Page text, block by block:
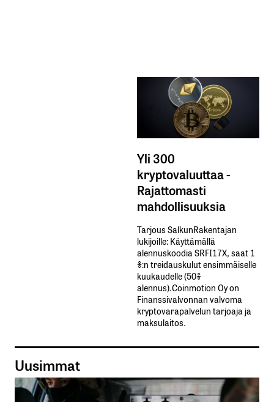
Yli 300
kryptovaluuttaa -
Rajattomasti
mahdollisuuksia
Tarjous SalkunRakentajan
lukijoille: Käyttämällä​ ​
alennuskoodia​ ​SRFI17X,​ ​saat​ ​1
%:n treidauskulut​ ​ensimmäiselle​ ​
kuukaudelle​ ​(50%​ ​
alennus).Coinmotion Oy on
Finanssivalvonnan valvoma
kryptovarapalvelun tarjoaja ja
maksulaitos.
Uusimmat